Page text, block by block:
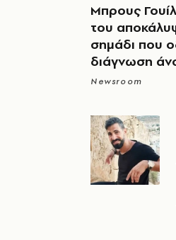
Μπρους
του
σημάδι που
διάγνωση
Newsroom